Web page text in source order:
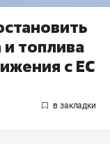
и топлива
с ЕС